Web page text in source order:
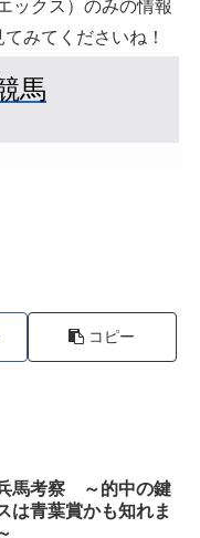
ックス）のみの情報
みてくださいね！
馬
コピー
馬考察 ～的中の鍵
は青葉賞かも知れま